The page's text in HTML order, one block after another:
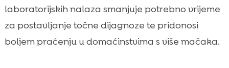
laboratorijskih nalaza smanjuje potrebno vrijeme
za postavljanje točne dijagnoze te pridonosi
boljem praćenju u domaćinstvima s više mačaka.